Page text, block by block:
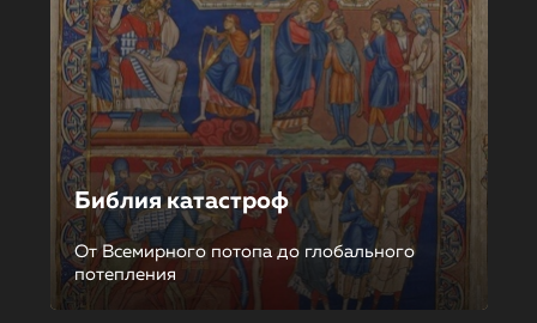
Библия катастроф
От Всемирного потопа до глобального
потепления